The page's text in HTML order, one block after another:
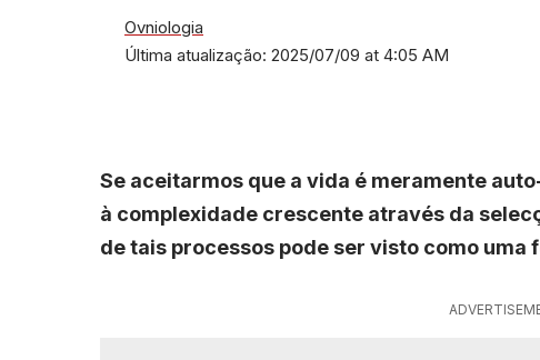
Última atualização: 2025/07/09 at 4:05 AM
Ovniologia
Se aceitarmos que a vida é meramente
à complexidade crescente através da
de tais processos pode ser visto como uma